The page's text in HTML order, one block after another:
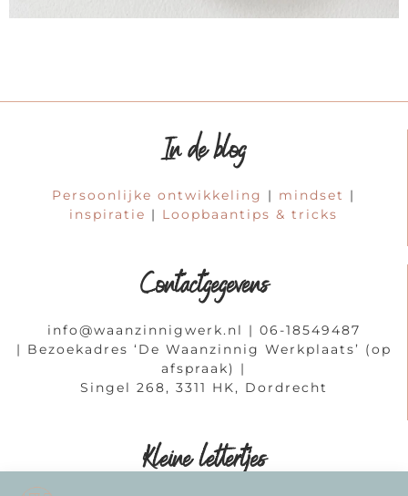
In de blog
Persoonlijke ontwikkeling | mindset |
inspiratie | Loopbaantips & tricks
Contactgegevens
info@waanzinnigwerk.nl | 06-18549487
| Bezoekadres ‘De Waanzinnig Werkplaats’ (op
afspraak) |
Singel 268, 3311 HK, Dordrecht
Kleine lettertjes